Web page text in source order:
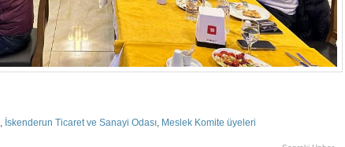
, İskenderun Ticaret ve Sanayi Odası, Meslek Komite üyeleri